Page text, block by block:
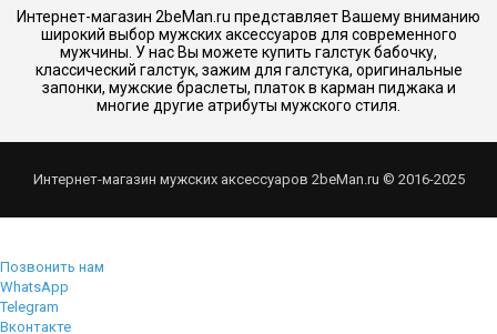
Интернет-магазин 2beMan.ru представляет Вашему вниманию
широкий выбор мужских аксессуаров для современного
мужчины. У нас Вы можете купить галстук бабочку,
классический галстук, зажим для галстука, оригинальные
запонки, мужские браслеты, платок в карман пиджака и
многие другие атрибуты мужского стиля.
Интернет-магазин мужских аксессуаров 2beMan.ru © 2016-2025
Позвонить нам
WhatsApp
Telegram
Вконтакте